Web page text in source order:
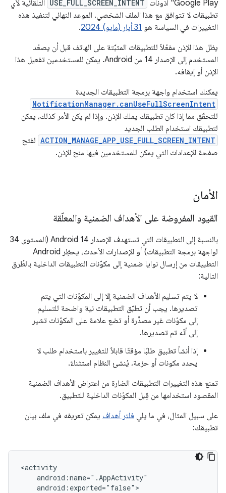
Google Play" أذونات
USE_FULL_SCREEN_INTENT التلقائية لأي
تطبيقات لا تتوافق مع هذا الملف الشخصي. الموعد النهائي لتنفيذ هذه
التغييرات في السياسة هو 31 أيار (مايو) 2024
.
يظل هذا الإذن مفعّلاً للتطبيقات المثبَّتة على الهاتف قبل أن يصعّد
المستخدم إلى الإصدار 14 من Android. يمكن للمستخدمين تفعيل هذا
الإذن أو إيقافه.
يمكنك استخدام واجهة برمجة التطبيقات الجديدة
NotificationManager.canUseFullScreenIntent
للتحقّق مما إذا كان تطبيقك يملك الإذن. وإذا لم يكن الأمر كذلك، يمكن
لتطبيقك استخدام الطلب الجديد
ACTION_MANAGE_APP_USE_FULL_SCREEN_INTENT لفتح
صفحة الإعدادات التي يمكن للمستخدمين فيها منح الإذن.
الأمان
القيود المفروضة على الأهداف الضمنية والمعلّقة
بالنسبة إلى التطبيقات التي تستهدف الإصدار Android 14 (المستوى 34
لواجهة برمجة التطبيقات) أو الإصدارات الأحدث، يحظِر Android
التطبيقات من إرسال نوايا ضمنية إلى مكوّنات التطبيقات الداخلية بالطُرق
التالية:
لا يتم تسليم الأهداف الضمنية إلا إلى المكوّنات التي يتم
تصديرها. يجب أن تطبّق التطبيقات نية واضحة للتسليم
إلى مكوّنات غير مصدَّرة أو تضع علامة على المكوّنات تشير
إلى أنّه تم تصديرها.
إذا أنشأ تطبيق طلبًا مؤقتًا قابلاً للتغيير باستخدام طلب لا
يحدد مكونات أو حزمة، يُنشئ النظام استثناءً.
تمنع هذه التغييرات التطبيقات الضارة من اعتراض الأهداف الضمنية
المقصود استخدامها من قِبل المكوّنات الداخلية للتطبيق.
على سبيل المثال، في ما يلي فلتر أهداف يمكن تعريفه في ملف بيان
تطبيقك: